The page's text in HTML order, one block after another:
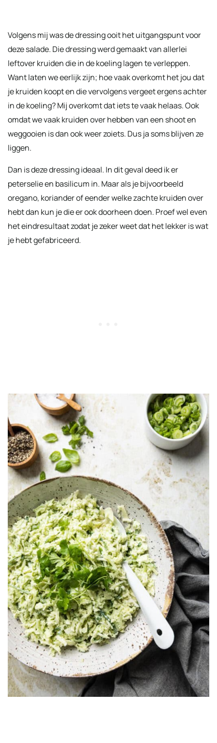
Volgens mij was de dressing ooit het uitgangspunt voor
deze salade. Die dressing werd gemaakt van allerlei
leftover kruiden die in de koeling lagen te verleppen.
Want laten we eerlijk zijn; hoe vaak overkomt het jou dat
je kruiden koopt en die vervolgens vergeet ergens achter
in de koeling? Mij overkomt dat iets te vaak helaas. Ook
omdat we vaak kruiden over hebben van een shoot en
weggooien is dan ook weer zoiets. Dus ja soms blijven ze
liggen.
Dan is deze dressing ideaal. In dit geval deed ik er
peterselie en basilicum in. Maar als je bijvoorbeeld
oregano, koriander of eender welke zachte kruiden over
hebt dan kun je die er ook doorheen doen. Proef wel even
het eindresultaat zodat je zeker weet dat het lekker is wat
je hebt gefabriceerd.